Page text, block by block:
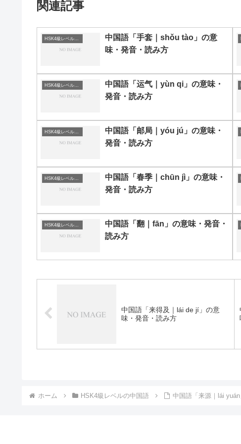
関連記事
中国語「手套｜shǒu tào」の意
味・発音・読み方
中国語「运气｜yùn qi」の意味・
発音・読み方
中国語「邮局｜yóu jú」の意味・
発音・読み方
中国語「春季｜chūn jì」の意味・
発音・読み方
中国語「翻｜fān」の意味・発音・
読み方
中国語「来得及｜lái de jí」の意
味・発音・読み方
ホーム HSK4級レベルの中国語 中国語「来源｜lái